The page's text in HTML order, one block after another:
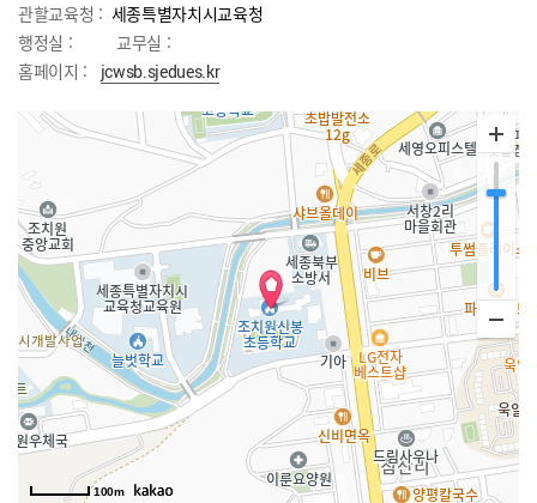
관할교육청 : 세종특별자치시교육청
행정실 :
교무실 :
홈페이지 :
jcwsb.sjedues.kr
100m